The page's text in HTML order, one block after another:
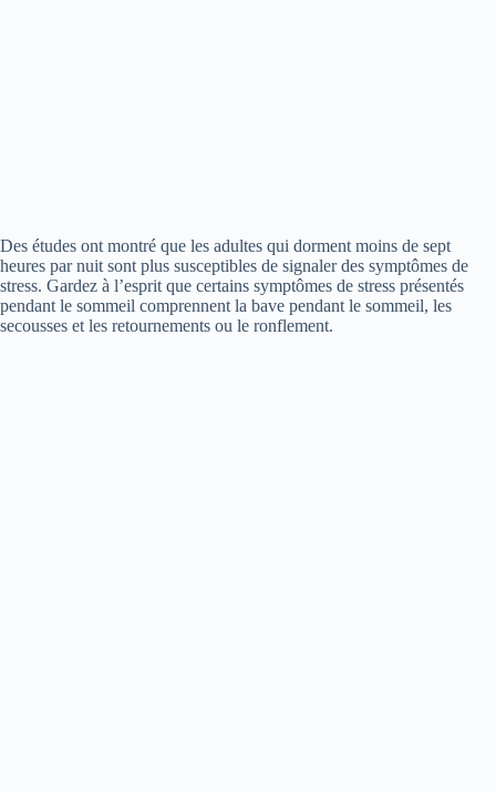
Des études ont montré que les adultes qui dorment moins de sept
heures par nuit sont plus susceptibles de signaler des symptômes de
stress. Gardez à l’esprit que certains symptômes de stress présentés
pendant le sommeil comprennent la bave pendant le sommeil, les
secousses et les retournements ou le ronflement.